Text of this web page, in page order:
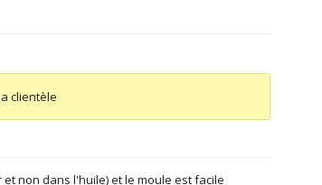
clientèle
non dans l'huile) et le moule est facile